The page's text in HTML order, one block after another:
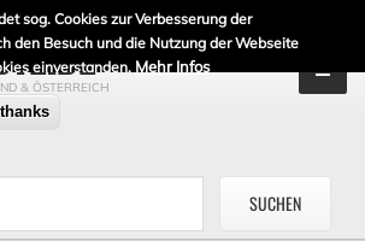
sog. Cookies zur Verbesserung der
den Besuch und die Nutzung der Webseite
einverstanden. Mehr Infos
& ÖSTERREICH